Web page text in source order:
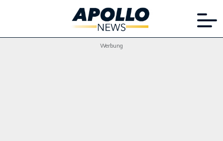
Werbung